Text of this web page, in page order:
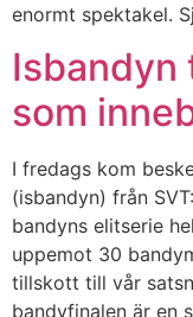
enormt spektakel.
Isbandyn
som
I fredags kom
(isbandyn) från
bandyns elitserie
uppemot 30
tillskott till vår
bandyfinalen är en